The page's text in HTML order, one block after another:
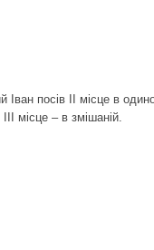
Іван посів ІІ місце в
місце – в змішаній.